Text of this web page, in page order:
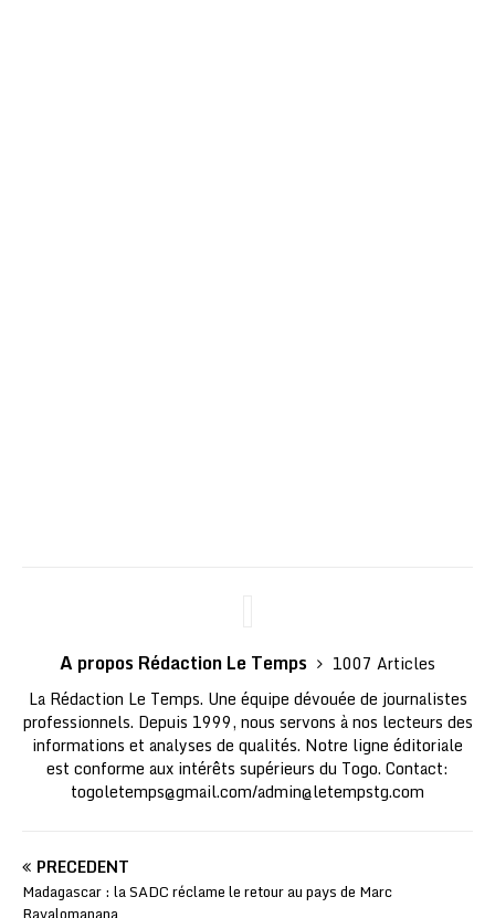
A propos Rédaction Le Temps
1007 Articles
La Rédaction Le Temps. Une équipe dévouée de journalistes
professionnels. Depuis 1999, nous servons à nos lecteurs des
informations et analyses de qualités. Notre ligne éditoriale
est conforme aux intérêts supérieurs du Togo. Contact:
togoletemps@gmail.com/admin@letempstg.com
PRÉCÉDENT
Madagascar : la SADC réclame le retour au pays de Marc